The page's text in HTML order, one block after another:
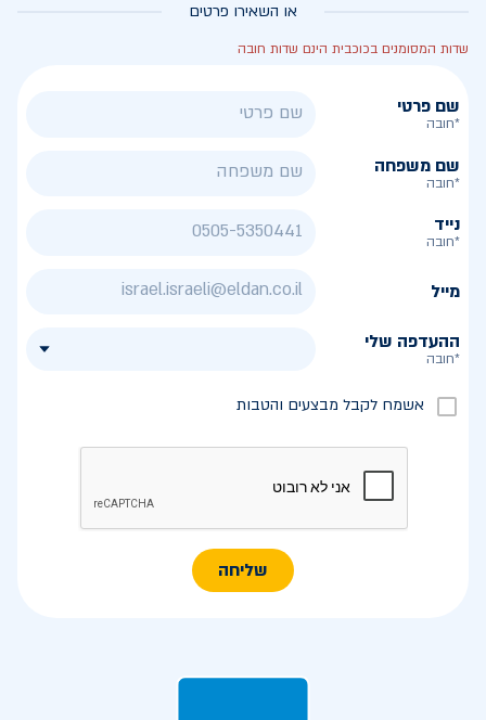
או השאירו פרטים
שדות המסומנים בכוכבית הינם שדות חובה
שם פרטי
*חובה
שם משפחה
*חובה
נייד
*חובה
מייל
ההעדפה שלי
*חובה
אשמח לקבל מבצעים והטבות
שליחה